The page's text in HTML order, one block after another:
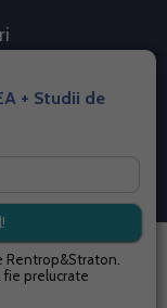
+ Studii de
Rentrop&Straton.
fie prelucrate
rezervate.